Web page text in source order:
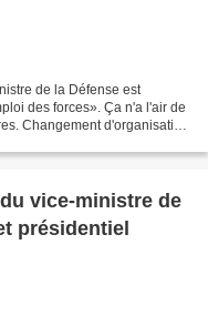
de la Défense est
des forces». Ça n'a l'air de
Changement d'organisation
vice-ministre de
présidentiel